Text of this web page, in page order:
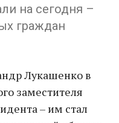
на сегодня –
граждан
Лукашенко в
заместителя
– им стал